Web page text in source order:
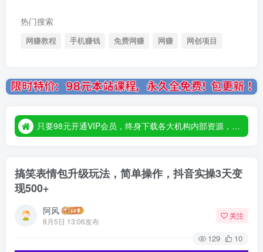
热门搜索
网赚教程 手机赚钱 免费网赚 网赚 网创项目
只要98元开通VIP会员，终身下载各大机构内部资源，一站式草根创业基地，最新最强网赚教程大全，小投入，大回报！
只要98元开通VIP会员，终身下载各大机构内部资源，一站式草根创业基地，最新最强网赚教程大全，小投入，大回报！
搞笑表情包升级玩法，简单操作，抖音实操3天变
现500+
阿风
8月5日 13:06发布
关注
129 10